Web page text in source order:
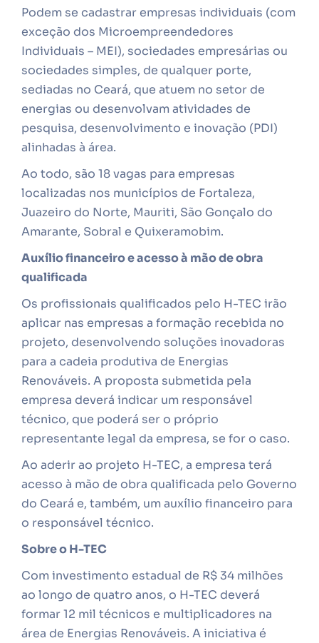
Podem se cadastrar empresas individuais (com
exceção dos Microempreendedores
Individuais – MEI), sociedades empresárias ou
sociedades simples, de qualquer porte,
sediadas no Ceará, que atuem no setor de
energias ou desenvolvam atividades de
pesquisa, desenvolvimento e inovação (PDI)
alinhadas à área.
Ao todo, são 18 vagas para empresas
localizadas nos municípios de Fortaleza,
Juazeiro do Norte, Mauriti, São Gonçalo do
Amarante, Sobral e Quixeramobim.
Auxílio financeiro e acesso à mão de obra
qualificada
Os profissionais qualificados pelo H-TEC irão
aplicar nas empresas a formação recebida no
projeto, desenvolvendo soluções inovadoras
para a cadeia produtiva de Energias
Renováveis. A proposta submetida pela
empresa deverá indicar um responsável
técnico, que poderá ser o próprio
representante legal da empresa, se for o caso.
Ao aderir ao projeto H-TEC, a empresa terá
acesso à mão de obra qualificada pelo Governo
do Ceará e, também, um auxílio financeiro para
o responsável técnico.
Sobre o H-TEC
Com investimento estadual de R$ 34 milhões
ao longo de quatro anos, o H-TEC deverá
formar 12 mil técnicos e multiplicadores na
área de Energias Renováveis. A iniciativa é